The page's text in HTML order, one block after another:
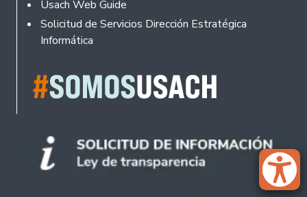
Usach Web Guide
Solicitud de Servicios Dirección Estratégica
Informática